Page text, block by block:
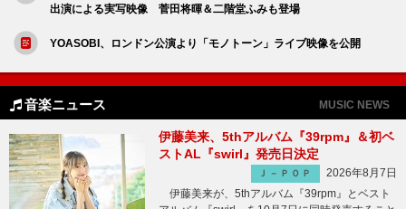
出演による実写映像 菅田将暉＆二階堂ふみも登場
YOASOBI、ロンドン公演より「モノトーン」ライブ映像を公開
音楽ニュース MUSIC NEWS
伊藤美来、5thアルバム『39rpm』＆初ベ
ストAL『swirl』発売日決定
Ｊ－ＰＯＰ
2026年8月7日
伊藤美来が、5thアルバム『39rpm』とベスト